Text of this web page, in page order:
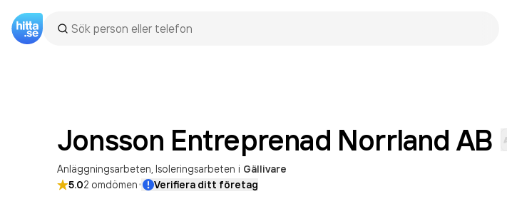
Jonsson Entreprenad Norrland AB
Anläggningsarbeten Isoleringsarbeten i Gällivare
5.02 omdömen· Verifiera ditt företag